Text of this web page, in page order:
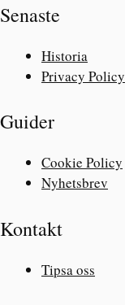
Senaste
Historia
Privacy Policy
Guider
Cookie Policy
Nyhetsbrev
Kontakt
Tipsa oss